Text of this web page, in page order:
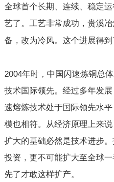
全球首个长期、连续、稳定
艺了。工艺非常成功，贵溪
备，改为冷风。这个进展得到
2004年时，中国闪速炼铜总
技术国际领先。经过多年发
速熔炼技术处于国际领先水
模也相符。从经济原理上来
扩大的基础必然是技术进步
投资，更不可能扩大至全球
先了才敢这样扩产。